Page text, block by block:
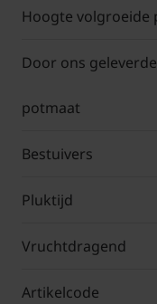
Hoogte volgroeide
Door ons geleverde
potmaat
Bestuivers
Pluktijd
Vruchtdragend
Artikelcode